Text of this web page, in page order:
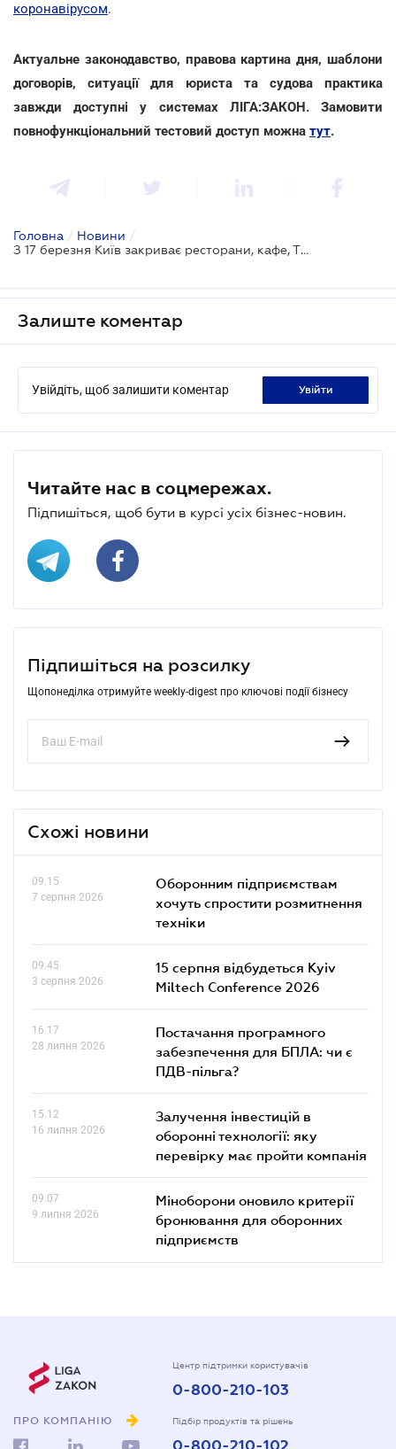
коронавірусом.
Актуальне законодавство, правова картина дня, шаблони
договорів, ситуації для юриста та судова практика
завжди доступні у системах ЛІГА:ЗАКОН. Замовити
повнофункціональний тестовий доступ можна тут.
Головна / Новини /
З 17 березня Київ закриває ресторани, кафе, ТРЦ, салони краси та спортклуби
Залиште коментар
Увійдіть, щоб залишити коментар увійти
Читайте нас в соцмережах.
Підпишіться, щоб бути в курсі усіх бізнес-новин.
Підпишіться на розсилку
Щопонеділка отримуйте weekly-digest про ключові події бізнесу
Схожі новини
09.15
7 серпня 2026
Оборонним підприємствам
хочуть спростити розмитнення
техніки
09.45
3 серпня 2026
15 серпня відбудеться Kyiv
Miltech Conference 2026
16.17
28 липня 2026
Постачання програмного
забезпечення для БПЛА: чи є
ПДВ-пільга?
15.12
16 липня 2026
Залучення інвестицій в
оборонні технології: яку
перевірку має пройти компанія
09.07
9 липня 2026
Міноборони оновило критерії
бронювання для оборонних
підприємств
ПРО КОМПАНІЮ
Центр підтримки користувачів
0-800-210-103
Підбір продуктів та рішень
0-800-210-102